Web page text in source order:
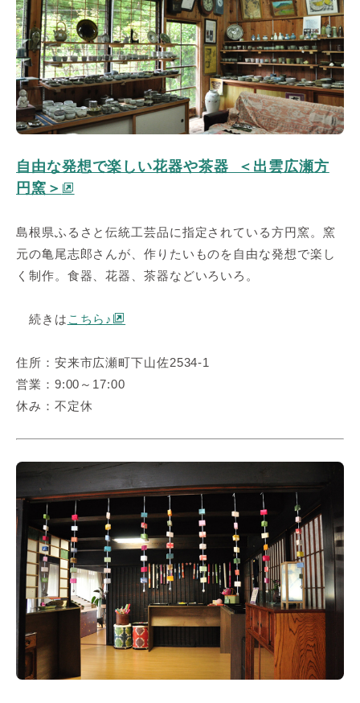
自由な発想で楽しい花器や茶器 ＜出雲広瀬方
円窯＞
島根県ふるさと伝統工芸品に指定されている方円窯。窯
元の亀尾志郎さんが、作りたいものを自由な発想で楽し
く制作。食器、花器、茶器などいろいろ。
続きは こちら♪
住所：安来市広瀬町下山佐2534-1
営業：9:00～17:00
休み：不定休